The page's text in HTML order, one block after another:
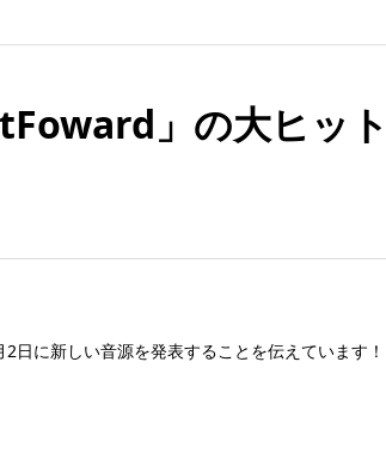
」の大ヒッ
日に新しい音源を発表することを伝えています！